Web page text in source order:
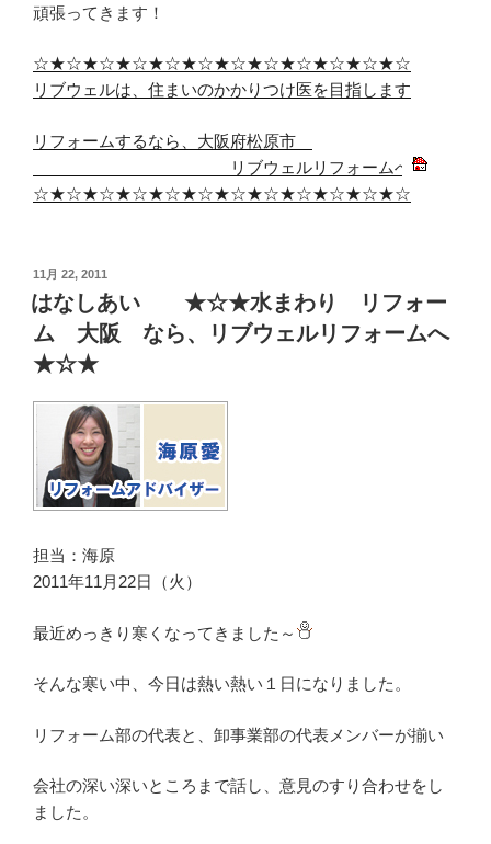
頑張ってきます！
☆★☆★☆★☆★☆★☆★☆★☆★☆★☆★☆★☆
リブウェルは、住まいのかかりつけ医を目指します
リフォームするなら、大阪府松原市
リブウェルリフォームへ
☆★☆★☆★☆★☆★☆★☆★☆★☆★☆★☆★☆
投
稿
日:
11月 22, 2011
はなしあい ★☆★水まわり リフォー
ム 大阪 なら、リブウェルリフォームへ
★☆★
担当：海原
2011年11月22日（火）
最近めっきり寒くなってきました～
そんな寒い中、今日は熱い熱い１日になりました。
リフォーム部の代表と、卸事業部の代表メンバーが揃い
会社の深い深いところまで話し、意見のすり合わせをし
ました。